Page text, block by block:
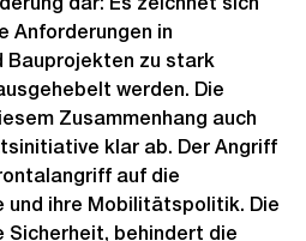
Anforderungen in
Bauprojekten zu stark
werden. Die
Zusammenhang auch
klar ab. Der Angriff
auf die
und ihre Mobilitätspolitik. Die
behindert die